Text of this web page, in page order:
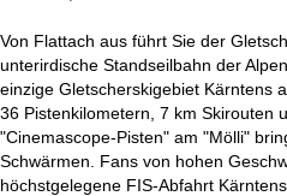
Von Flattach aus führt Sie der
unterirdische Standseilbahn der
einzige Gletscherskigebiet Kärntens
36 Pistenkilometern, 7 km Skirouten
"Cinemascope-Pisten" am "Mölli"
Schwärmen. Fans von hohen
höchstgelegene FIS-Abfahrt